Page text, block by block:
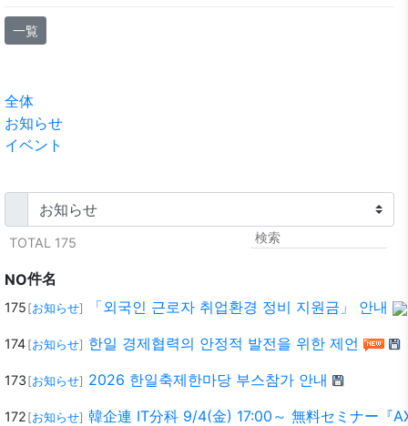
一覧
全体
お知らせ
イベント
TOTAL 175
NO件名
175 [お知らせ] 「외국인 근로자 취업환경 정비 지원금」 안내
174 [お知らせ] 한일 경제협력의 안정적 발전을 위한 제언
173 [お知らせ] 2026 한일축제한마당 부스참가 안내
172 [お知らせ] 韓企連 IT分科 9/4(金) 17:00～ 無料セミナー『